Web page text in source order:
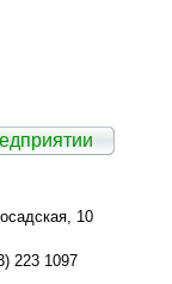
10
223 1097